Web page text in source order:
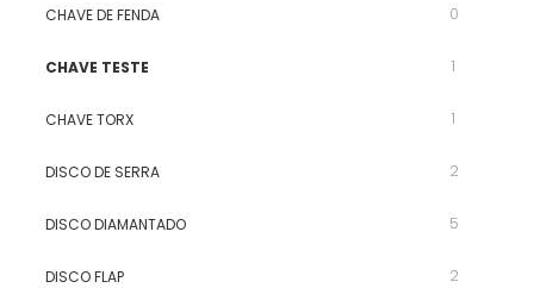
CHAVE DE FENDA 0
CHAVE TESTE 1
CHAVE TORX 1
DISCO DE SERRA 2
DISCO DIAMANTADO 5
DISCO FLAP 2